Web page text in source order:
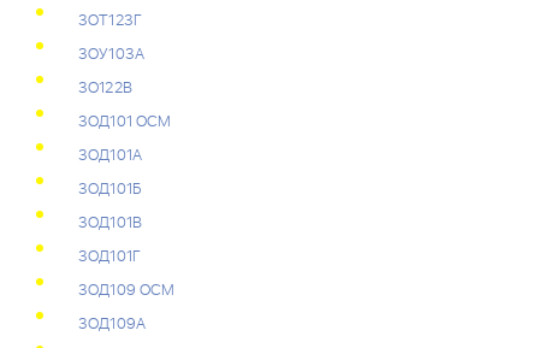
3OТ123Г
3OУ103А
3О122В
3ОД101 ОСМ
3ОД101А
3ОД101Б
3ОД101В
3ОД101Г
3ОД109 ОСМ
3ОД109А